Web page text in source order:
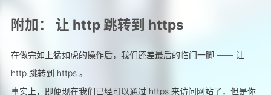
附加： 让 http 跳转到 https
在做完如上猛如虎的操作后，我们还差最后的临门一脚 —— 让
http 跳转到 https 。
事实上，即便现在我们已经可以通过 https 来访问网站了，但是你